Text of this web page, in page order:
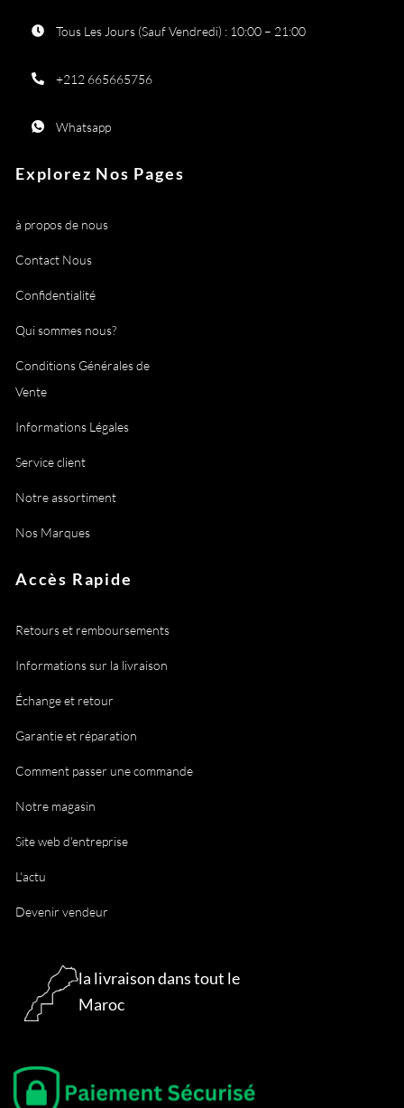
Tous Les Jours (Sauf Vendredi) : 10:00 – 21:00
+212 665665756
Whatsapp
Explorez Nos Pages
à propos de nous
Contact Nous
Confidentialité
Qui sommes nous?
Conditions Générales de
Vente
Informations Légales
Service client
Notre assortiment
Nos Marques
Accès Rapide
Retours et remboursements
Informations sur la livraison
Échange et retour
Garantie et réparation
Comment passer une commande
Notre magasin
Site web d'entreprise
L'actu
Devenir vendeur
la livraison dans tout le
Maroc